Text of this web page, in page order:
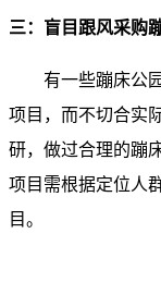
三：盲目跟风采购
有一些蹦床公
项目，而不切合实
研，做过合理的蹦
项目需根据定位人
目。